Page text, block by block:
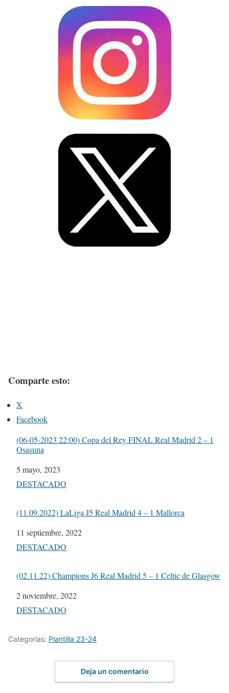
Comparte esto:
X
Facebook
(06-05-2023 22:00) Copa del Rey FINAL Real Madrid 2 – 1
Osasuna
Fecha
5 mayo, 2023
Respecto a
DESTACADO
(11.09.2022) LaLiga J5 Real Madrid 4 – 1 Mallorca
Fecha
11 septiembre, 2022
Respecto a
DESTACADO
(02.11.22) Champions J6 Real Madrid 5 – 1 Celtic de Glasgow
Fecha
2 noviembre, 2022
Respecto a
DESTACADO
Categorías: Plantilla 23-24
Deja un comentario